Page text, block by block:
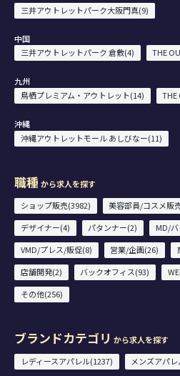
三井アウトレットパーク大阪門真(9)
中国
三井アウトレットパーク 倉敷(4)
THE
九州
鳥栖プレミアム・アウトレット(14)
THE
沖縄
沖縄アウトレットモール あしびなー(11)
職種 から求人を探す
ショップ販売(3982)
美容部員/コスメ販
デザイナー(4)
パタンナー(2)
MD/
VMD/プレス/販促(8)
営業/企画(26)
店舗開発(2)
バックオフィス(93)
その他(256)
ブランドカテゴリ から求人を探す
レディースアパレル(1237)
メンズアパ